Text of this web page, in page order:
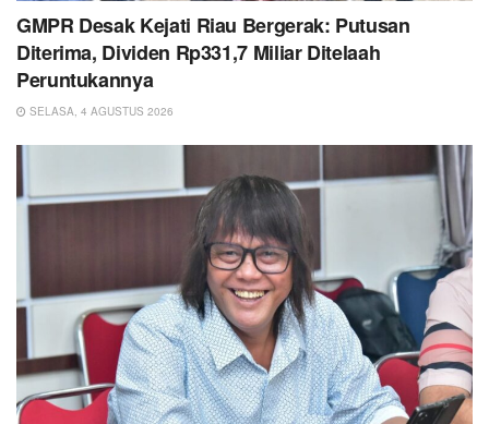
GMPR Desak Kejati Riau Bergerak: Putusan
Diterima, Dividen Rp331,7 Miliar Ditelaah
Peruntukannya
SELASA, 4 AGUSTUS 2026